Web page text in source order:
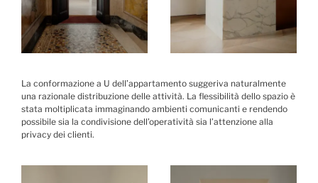
La conformazione a U dell’appartamento suggeriva naturalmente
una razionale distribuzione delle attività. La flessibilità dello spazio è
stata moltiplicata immaginando ambienti comunicanti e rendendo
possibile sia la condivisione dell’operatività sia l’attenzione alla
privacy dei clienti.